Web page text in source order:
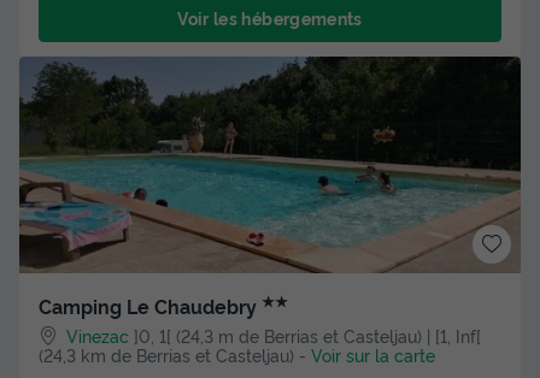
Voir les hébergements
Camping Le Chaudebry ★★
Vinezac ]0, 1[ (24,3 m de Berrias et Casteljau) | [1, Inf[
(24,3 km de Berrias et Casteljau) - Voir sur la carte